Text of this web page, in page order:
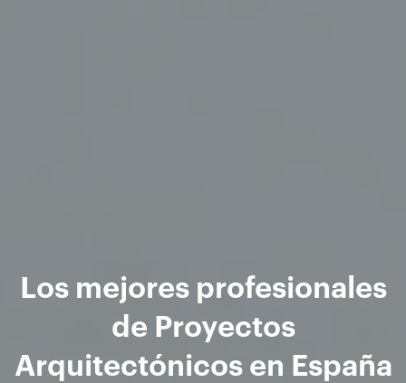
Los mejores profesionales
de Proyectos
Arquitectónicos en España